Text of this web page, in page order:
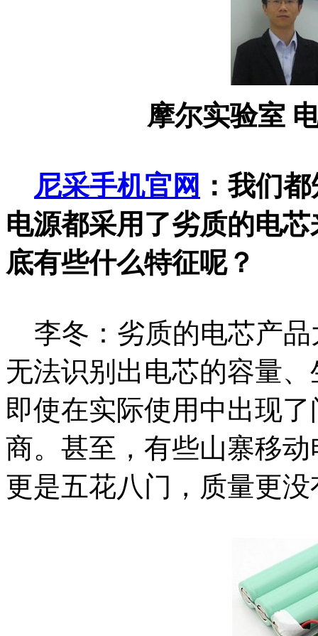
摩尔实验室
尼采手机官网 ：我们
电源都采用了劣质的电
底有些什么特征呢？
李冬：劣质的电芯产
无法识别出电芯的容量
即使在实际使用中出现
商。甚至，有些山寨移
更是五花八门，质量更